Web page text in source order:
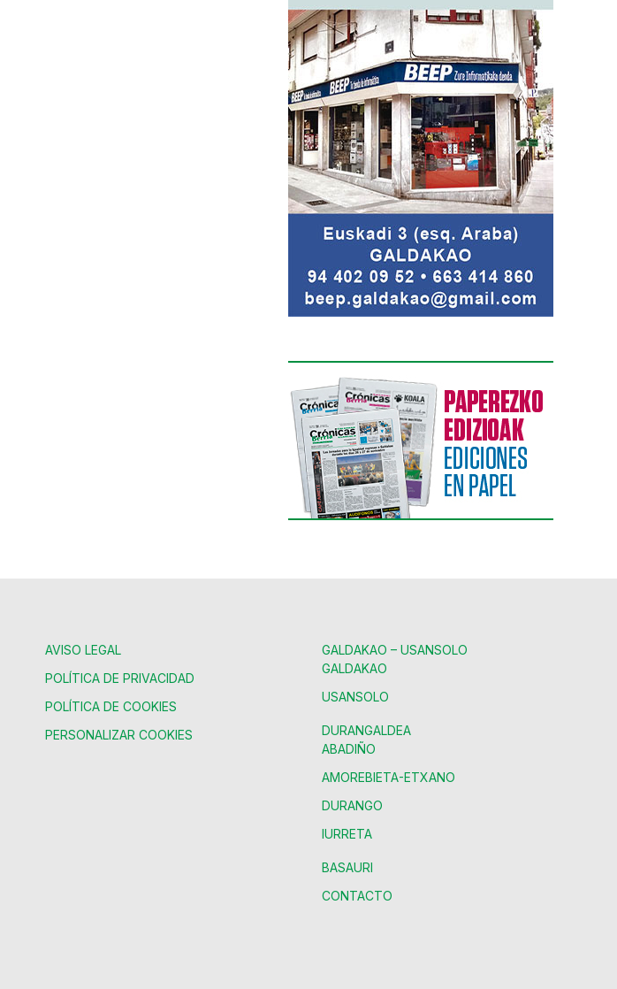
AVISO LEGAL
POLÍTICA DE PRIVACIDAD
POLÍTICA DE COOKIES
PERSONALIZAR COOKIES
GALDAKAO – USANSOLO
GALDAKAO
USANSOLO
DURANGALDEA
ABADIÑO
AMOREBIETA-ETXANO
DURANGO
IURRETA
BASAURI
CONTACTO